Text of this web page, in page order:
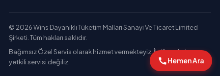
© 2026 Wins Dayanıklı Tüketim Malları Sanayi Ve Ticaret Limited
Şirketi. Tüm hakları saklıdır.
Bağımsız Özel Servis olarak hizmet vermekteyiz. İlgili markaların
yetkili servisi değiliz.
Hemen Ara